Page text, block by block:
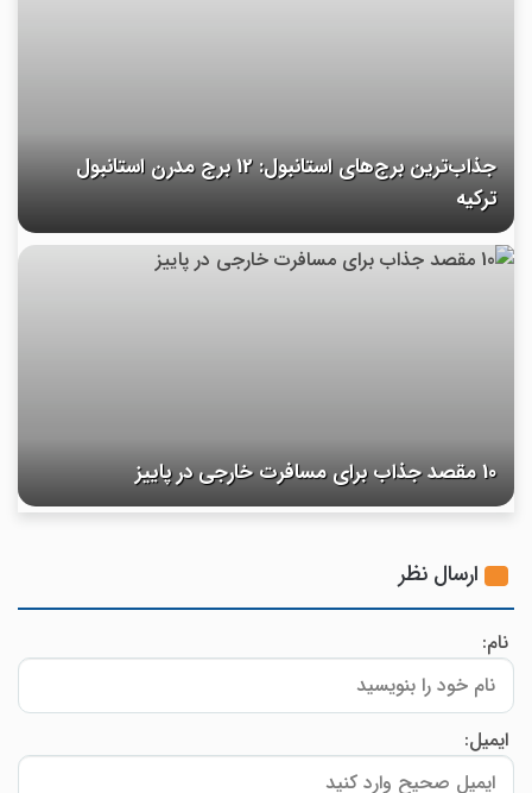
جذاب‌ترین برج‌های استانبول: 12 برج مدرن استانبول
ترکیه
10 مقصد جذاب برای مسافرت خارجی در پاییز
ارسال نظر
نام:
ایمیل: